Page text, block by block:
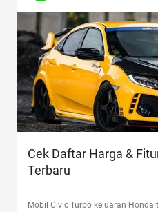
Cek Daftar Harga &
Terbaru
Mobil Civic Turbo keluaran